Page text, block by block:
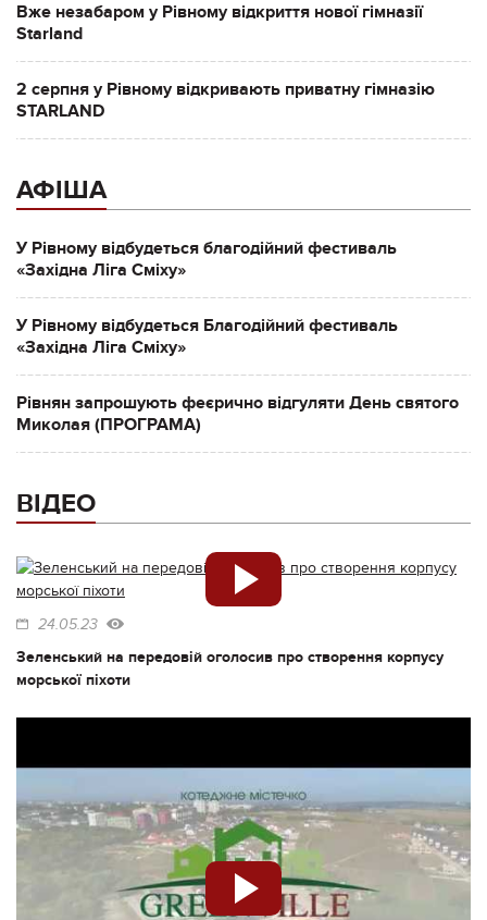
Вже незабаром у Рівному відкриття нової гімназії
Starland
2 серпня у Рівному відкривають приватну гімназію
STARLAND
АФІША
У Рівному відбудеться благодійний фестиваль
«Західна Ліга Сміху»
У Рівному відбудеться Благодійний фестиваль
«Західна Ліга Сміху»
Рівнян запрошують феєрично відгуляти День святого
Миколая (ПРОГРАМА)
ВІДЕО
24.05.23
Зеленський на передовій оголосив про створення корпусу
морської піхоти